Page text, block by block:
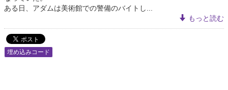
ある日、アダムは美術館での警備のバイトし...
もっと読む
埋め込みコード